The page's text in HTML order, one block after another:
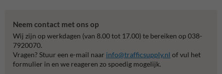
Neem contact met ons op
Wij zijn op werkdagen (van 8.00 tot 17.00) te bereiken op 038-
7920070.
Vragen? Stuur een e-mail naar info@trafficsupply.nl of vul het
formulier in en we reageren zo spoedig mogelijk.